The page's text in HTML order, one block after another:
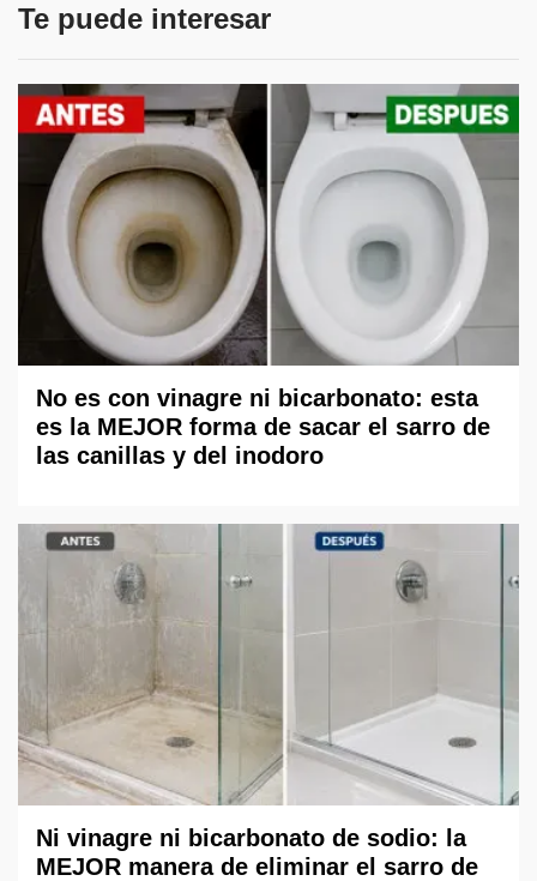
Te puede interesar
No es con vinagre ni bicarbonato: esta
es la MEJOR forma de sacar el sarro de
las canillas y del inodoro
Ni vinagre ni bicarbonato de sodio: la
MEJOR manera de eliminar el sarro de